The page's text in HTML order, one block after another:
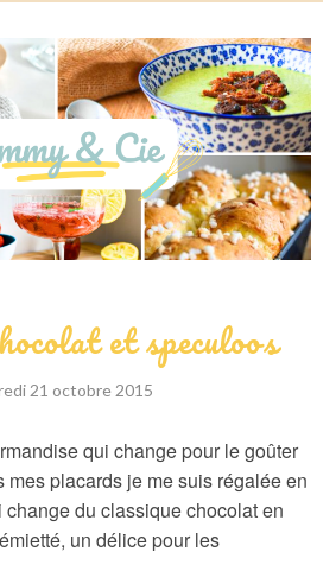
et speculoos
21 octobre 2015
qui change pour le goûter
placards je me suis régalée en
du classique chocolat en
un délice pour les